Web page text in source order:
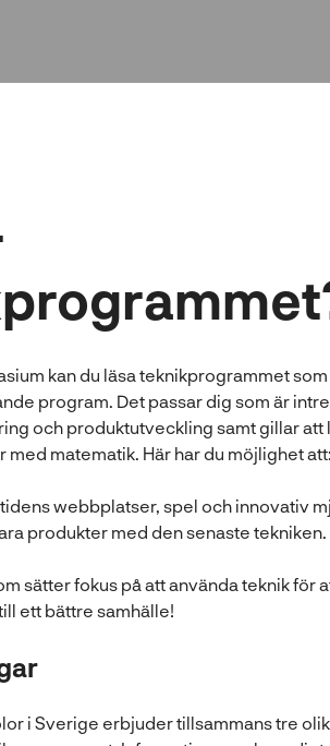
kan du läsa teknikprogrammet
program. Det passar dig som är
och produktutveckling samt gillar att
med matematik. Här har du möjlighet att:
webbplatser, spel och innovativ
produkter med den senaste tekniken.
sätter fokus på att använda teknik för
ett bättre samhälle!
i Sverige erbjuder tillsammans tre